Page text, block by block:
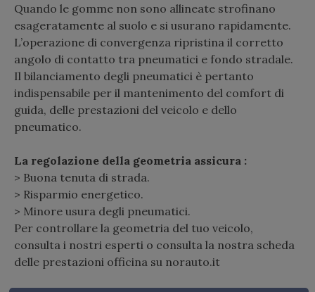
Quando le gomme non sono allineate strofinano
esageratamente al suolo e si usurano rapidamente.
L’operazione di convergenza ripristina il corretto
angolo di contatto tra pneumatici e fondo stradale.
Il bilanciamento degli pneumatici è pertanto
indispensabile per il mantenimento del comfort di
guida, delle prestazioni del veicolo e dello
pneumatico.
La regolazione della geometria assicura :
> Buona tenuta di strada.
> Risparmio energetico.
> Minore usura degli pneumatici.
Per controllare la geometria del tuo veicolo,
consulta i nostri esperti o consulta la nostra scheda
delle prestazioni officina su norauto.it